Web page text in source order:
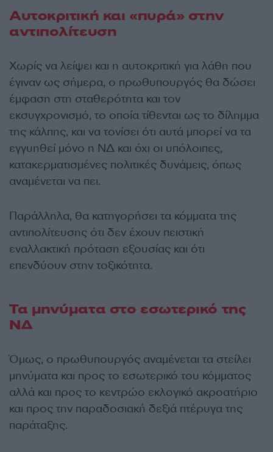
Αυτοκριτική και «πυρά» στην
αντιπολίτευση
Χωρίς να λείψει και η αυτοκριτική για λάθη που
έγιναν ως σήμερα, ο πρωθυπουργός θα δώσει
έμφαση στη σταθερότητα και τον
εκσυγχρονισμό, το οποία τίθενται ως το δίλημμα
της κάλπης, και να τονίσει ότι αυτά μπορεί να τα
εγγυηθεί μόνο η ΝΔ και όχι οι υπόλοιπες,
κατακερματισμένες πολιτικές δυνάμεις, όπως
αναμένεται να πει.
Παράλληλα, θα κατηγορήσει τα κόμματα της
αντιπολίτευσης ότι δεν έχουν πειστική
εναλλακτική πρόταση εξουσίας και ότι
επενδύουν στην τοξικότητα.
Τα μηνύματα στο εσωτερικό της
ΝΔ
Όμως, ο πρωθυπουργός αναμένεται τα στείλει
μηνύματα και προς το εσωτερικό του κόμματος
αλλά και προς το κεντρώο εκλογικό ακροατήριο
και προς την παραδοσιακή δεξιά πτέρυγα της
παράταξης.